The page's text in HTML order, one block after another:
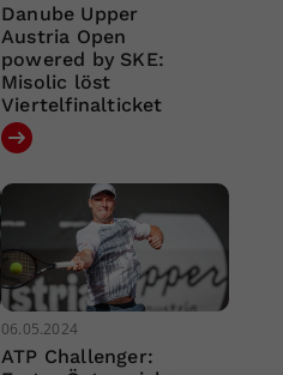
Danube Upper
Austria Open
powered by SKE:
Misolic löst
Viertelfinalticket
06.05.2024
ATP Challenger: